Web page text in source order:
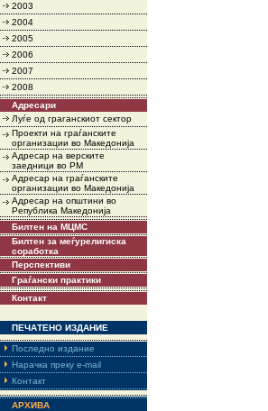
2003
2004
2005
2006
2007
2008
Адресари
Луѓе од граганскиот сектор
Проекти на граѓанските
организации во Македонија
Адресар на верските
заедници во РМ
Адресар на граѓанските
организации во Македонија
Адресар на општини во
Република Македонија
Билтен на МЦМС
Билтен за меѓурелигиска
соработка
Перспективи
Граѓански практики
Контакт
ПЕЧАТЕНО ИЗДАНИЕ
Последно издание
Нарачка преку e-mail
Контакт
АРХИВА